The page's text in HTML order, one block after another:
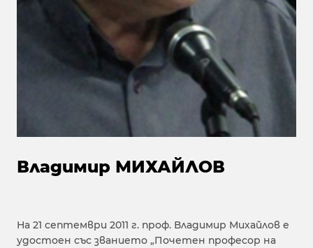
Владимир МИХАЙЛОВ
На 21 септември 2011 г. проф. Владимир Михайлов е
удостоен със званието „Почетен професор на